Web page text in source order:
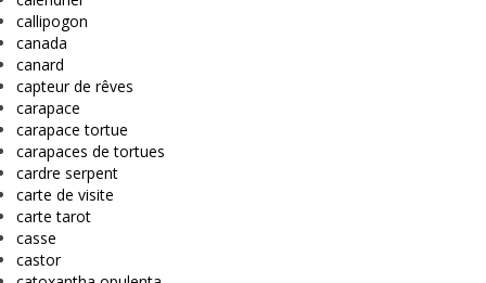
callipogon
canada
canard
capteur de rêves
carapace
carapace tortue
carapaces de tortues
cardre serpent
carte de visite
carte tarot
casse
castor